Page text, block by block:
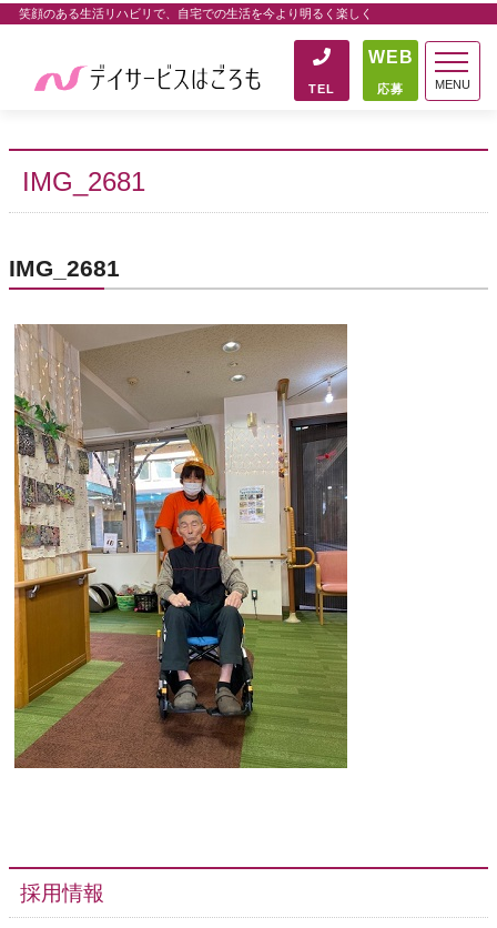
笑顔のある生活リハビリで、自宅での生活を今より明るく楽しく
TEL
WEB
応募 MENU
IMG_2681
IMG_2681
採用情報